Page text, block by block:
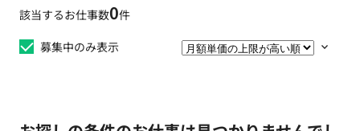
該当するお仕事数0件
募集中のみ表示